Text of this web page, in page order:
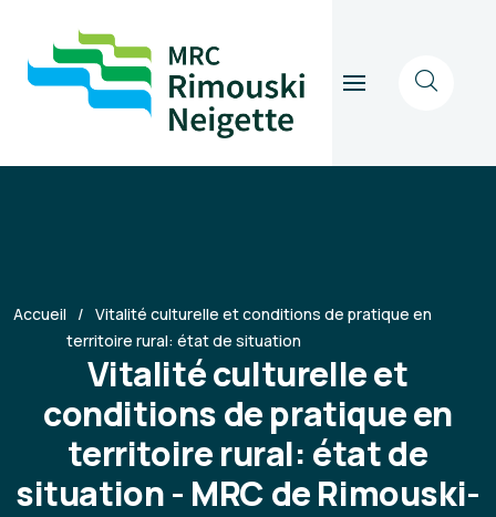
Accueil
Vitalité culturelle et conditions de pratique en
territoire rural: état de situation
Vitalité culturelle et
conditions de pratique en
territoire rural: état de
situation - MRC de Rimouski-